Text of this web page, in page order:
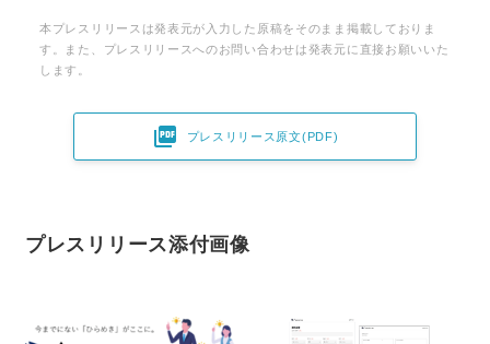
本プレスリリースは発表元が入力した原稿をそのまま掲載しておりま
す。また、プレスリリースへのお問い合わせは発表元に直接お願いいた
します。
 プレスリリース原文(PDF)
プレスリリース添付画像